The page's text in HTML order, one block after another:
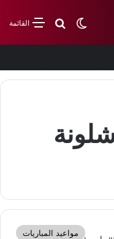
القائمةبحث عن
الوضع المظلم
مواعيد المباريات